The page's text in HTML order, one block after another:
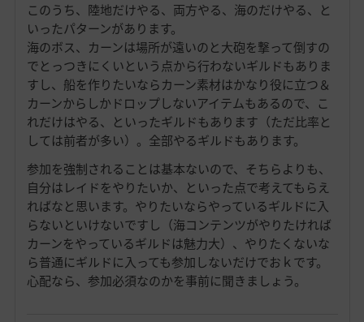
このうち、陸地だけやる、両方やる、海のだけやる、と
いったパターンがあります。
海のボス、カーンは場所が遠いのと大砲を撃って倒すの
でとっつきにくいという点から行わないギルドもありま
すし、船を作りたいならカーン素材はかなり役に立つ＆
カーンからしかドロップしないアイテムもあるので、こ
れだけはやる、といったギルドもあります（ただ比率と
しては前者が多い）。全部やるギルドもあります。
参加を強制されることは基本ないので、そちらよりも、
自分はレイドをやりたいか、といった点で考えてもらえ
ればなと思います。やりたいならやっているギルドに入
らないといけないですし（海コンテンツがやりたければ
カーンをやっているギルドは魅力大）、やりたくないな
ら普通にギルドに入っても参加しないだけでおｋです。
心配なら、参加必須なのかを事前に聞きましょう。